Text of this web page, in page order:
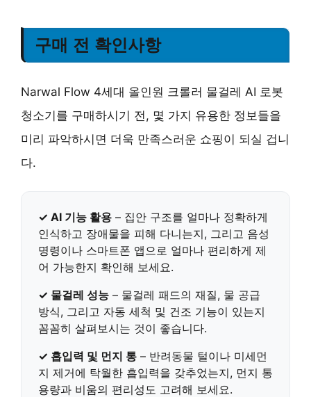
구매 전 확인사항
Narwal Flow 4세대 올인원 크롤러 물걸레 AI 로봇
청소기를 구매하시기 전, 몇 가지 유용한 정보들을
미리 파악하시면 더욱 만족스러운 쇼핑이 되실 겁니
다.
✓ AI 기능 활용 – 집안 구조를 얼마나 정확하게
인식하고 장애물을 피해 다니는지, 그리고 음성
명령이나 스마트폰 앱으로 얼마나 편리하게 제
어 가능한지 확인해 보세요.
✓ 물걸레 성능 – 물걸레 패드의 재질, 물 공급
방식, 그리고 자동 세척 및 건조 기능이 있는지
꼼꼼히 살펴보시는 것이 좋습니다.
✓ 흡입력 및 먼지 통 – 반려동물 털이나 미세먼
지 제거에 탁월한 흡입력을 갖추었는지, 먼지 통
용량과 비움의 편리성도 고려해 보세요.